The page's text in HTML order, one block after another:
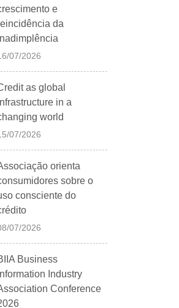
e
da
07/2026
as global
in a
world
07/2026
orienta
sobre o
consciente do
07/2026
Business
Information Industry
Conference